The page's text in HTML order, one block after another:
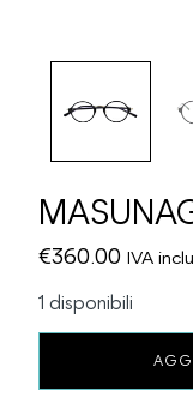
€360.00 IVA
1 disponibili